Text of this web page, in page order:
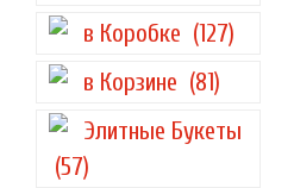
в Коробке (127)
в Корзине (81)
Элитные Букеты
(57)